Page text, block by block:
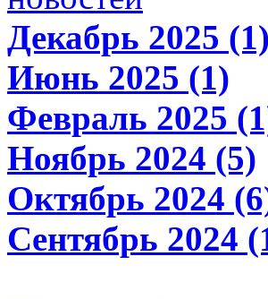
Декабрь 2025 (1)
Июнь 2025 (1)
Февраль 2025
Ноябрь 2024 (5)
Октябрь 2024
Сентябрь 2024